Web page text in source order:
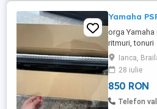
Yamaha
orga Yamaha
ritmuri, tonuri
Ianca,
28 iulie
850 RON
Telefon